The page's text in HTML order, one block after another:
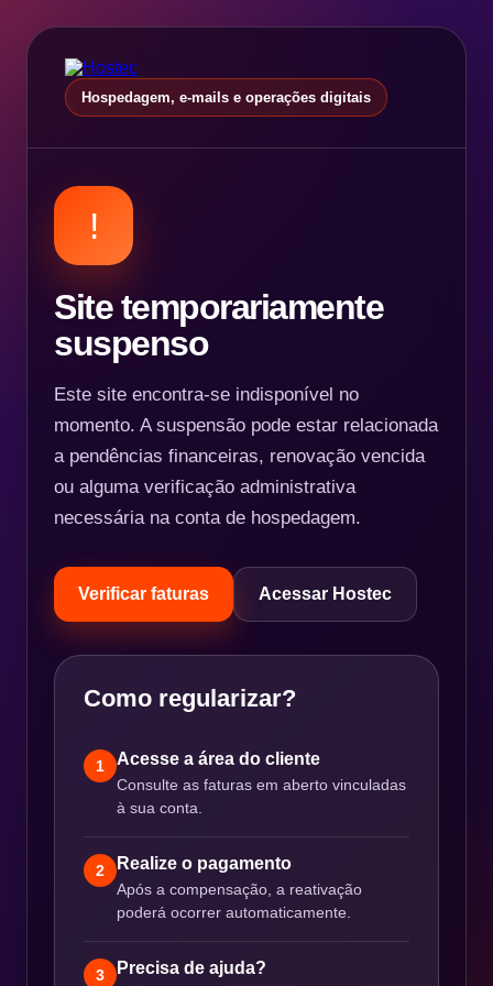
Hospedagem, e-mails e operações digitais
!
Site temporariamente
suspenso
Este site encontra-se indisponível no
momento. A suspensão pode estar relacionada
a pendências financeiras, renovação vencida
ou alguma verificação administrativa
necessária na conta de hospedagem.
Verificar faturas Acessar Hostec
Como regularizar?
1 Acesse a área do cliente
Consulte as faturas em aberto vinculadas
à sua conta.
2 Realize o pagamento
Após a compensação, a reativação
poderá ocorrer automaticamente.
3 Precisa de ajuda?